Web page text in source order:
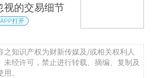
视的交易细节
APP打开
之知识产权为财新传媒及/或相关权利人
未经许可，禁止进行转载、摘编、复制及
。